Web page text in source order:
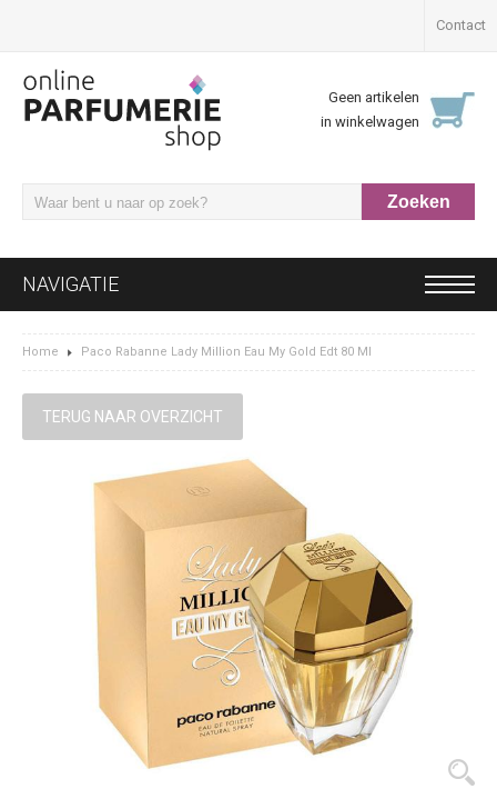
Contact
Geen artikelen
in winkelwagen
NAVIGATIE
Home Paco Rabanne Lady Million Eau My Gold Edt 80 Ml
TERUG NAAR OVERZICHT